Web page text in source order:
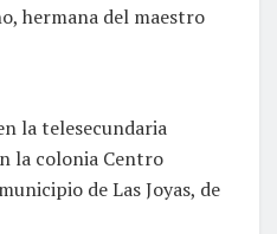
hermana del maestro
la telesecundaria
la colonia Centro
de Las Joyas, de